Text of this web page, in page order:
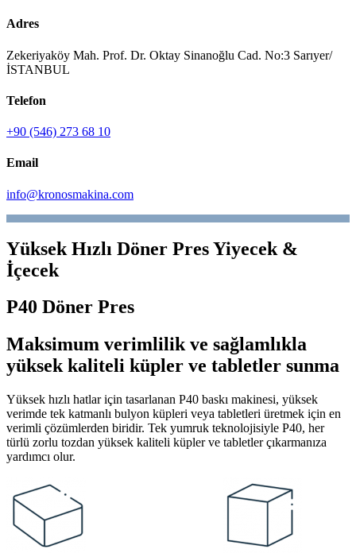
Adres
Zekeriyaköy Mah. Prof. Dr. Oktay Sinanoğlu Cad. No:3 Sarıyer/
İSTANBUL
Telefon
+90 (546) 273 68 10
Email
info@kronosmakina.com
Yüksek Hızlı Döner Pres Yiyecek &
İçecek
P40 Döner Pres
Maksimum verimlilik ve sağlamlıkla
yüksek kaliteli küpler ve tabletler sunma
Yüksek hızlı hatlar için tasarlanan P40 baskı makinesi, yüksek
verimde tek katmanlı bulyon küpleri veya tabletleri üretmek için en
verimli çözümlerden biridir. Tek yumruk teknolojisiyle P40, her
türlü zorlu tozdan yüksek kaliteli küpler ve tabletler çıkarmanıza
yardımcı olur.